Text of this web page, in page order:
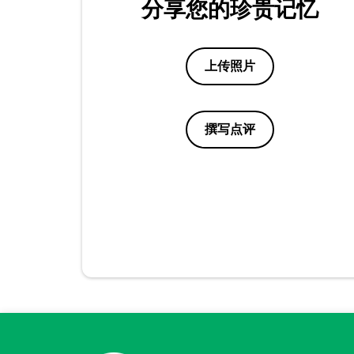
分享您的珍贵记忆
上传照片
撰写点评